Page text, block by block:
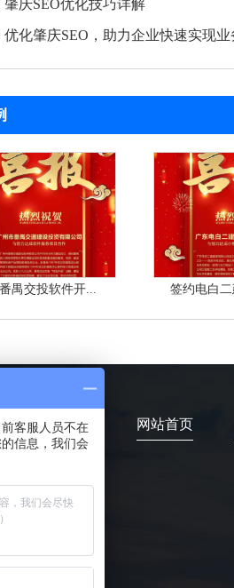
肇庆SEO优化技巧详解
优化肇庆SEO，助力企业快速实现业
禺交投软件开... 签约电白二
网站首页
客服人员不在
信息，我们会